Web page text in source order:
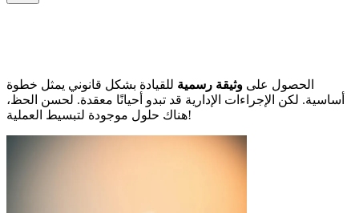
الحصول على وثيقة رسمية للقيادة بشكل قانوني يمثل خطوة
أساسية. لكن الإجراءات الإدارية قد تبدو أحيانًا معقدة. لحسن الحظ،
هناك حلول موجودة لتبسيط العملية!